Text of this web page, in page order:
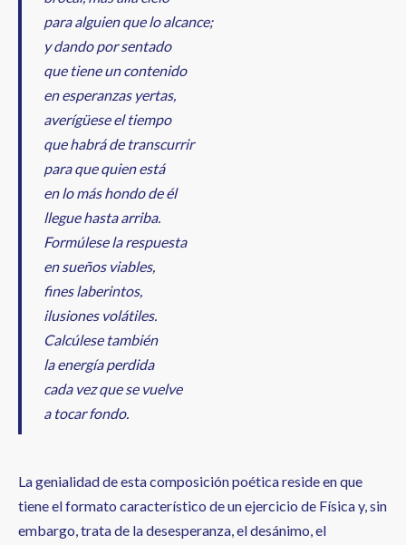
para alguien que lo alcance;
y dando por sentado
que tiene un contenido
en esperanzas yertas,
averígüese el tiempo
que habrá de transcurrir
para que quien está
en lo más hondo de él
llegue hasta arriba.
Formúlese la respuesta
en sueños viables,
fines laberintos,
ilusiones volátiles.
Calcúlese también
la energía perdida
cada vez que se vuelve
a tocar fondo.
La genialidad de esta composición poética reside en que
tiene el formato característico de un ejercicio de Física y, sin
embargo, trata de la desesperanza, el desánimo, el